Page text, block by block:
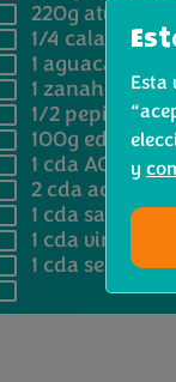
220g atún
1/4 calabaza
1 aguacate
1 zanahoria
1/2 pepino
100g
1 cda AOVE
2 cda aceite de
1 cda salsa de
1 cda vinagre
1 cda semilla
Esta
y